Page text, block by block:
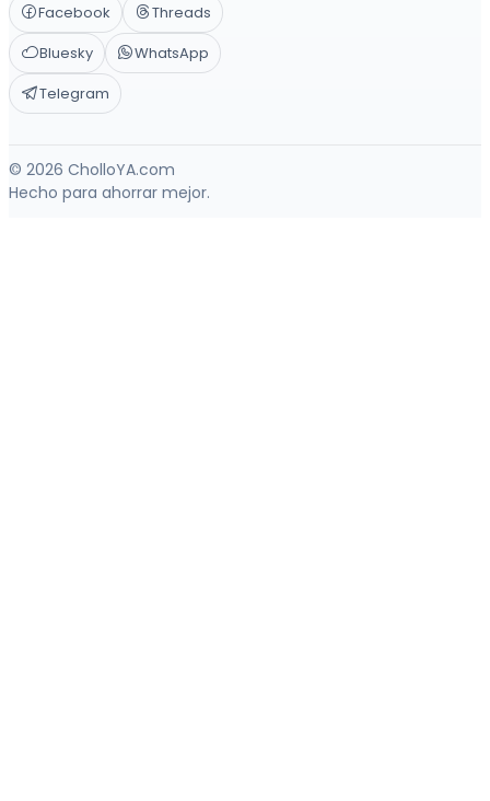
Facebook
Threads
Bluesky
WhatsApp
Telegram
© 2026 CholloYA.com
Hecho para ahorrar mejor.